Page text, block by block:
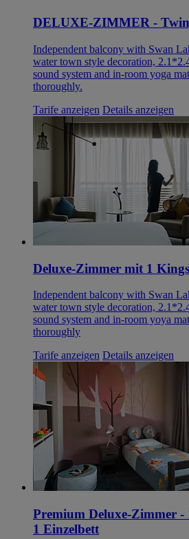
DELUXE-ZIMMER -
Independent balcony with Swan
water town style decoration,
sound system and in-room yoga
thoroughly.
Tarife anzeigen Details anzeigen
Deluxe-Zimmer mit 1
Independent balcony with Swan
water town style decoration,
sound system and in-room yoya
thoroughly
Tarife anzeigen Details anzeigen
Premium Deluxe-Zimmer -
1 Einzelbett